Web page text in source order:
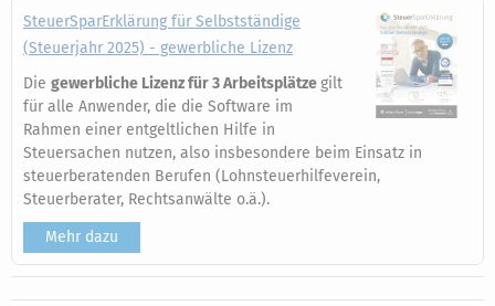
SteuerSparErklärung für Selbstständige
(Steuerjahr 2025) - gewerbliche Lizenz
Die gewerbliche Lizenz für 3 Arbeitsplätzegilt
für alle Anwender, die die Software im
Rahmen einer entgeltlichen Hilfe in
Steuersachen nutzen, also insbesondere beim Einsatz in
steuerberatenden Berufen (Lohnsteuerhilfeverein,
Steuerberater, Rechtsanwälte o.ä.).
Mehr dazu